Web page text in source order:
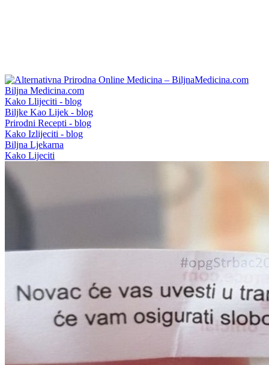
Biljna Medicina.com
Kako Llijeciti - blog
Biljke Kao Lijek - blog
Prirodni Recepti - blog
Kako Izlijeciti - blog
Biljna Ljekarna
Kako Lijeciti